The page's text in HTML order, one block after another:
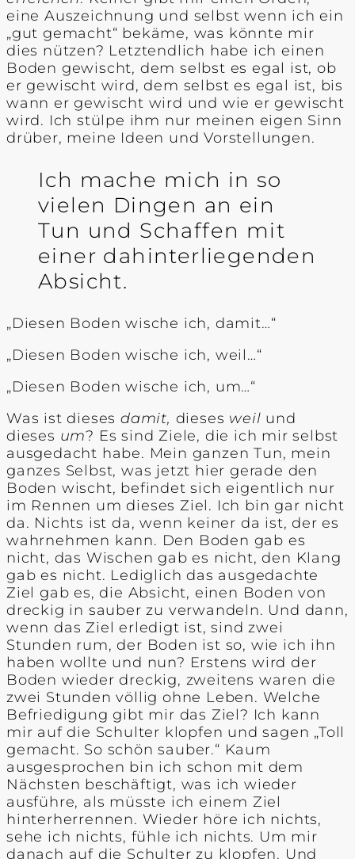
eine Auszeichnung und selbst wenn ich ein
„gut gemacht“ bekäme, was könnte mir
dies nützen? Letztendlich habe ich einen
Boden gewischt, dem selbst es egal ist, ob
er gewischt wird, dem selbst es egal ist, bis
wann er gewischt wird und wie er gewischt
wird. Ich stülpe ihm nur meinen eigen Sinn
drüber, meine Ideen und Vorstellungen.
Ich mache mich in so
vielen Dingen an ein
Tun und Schaffen mit
einer dahinterliegenden
Absicht.
„Diesen Boden wische ich, damit…“
„Diesen Boden wische ich, weil…“
„Diesen Boden wische ich, um…“
Was ist dieses damit, dieses weil und
dieses um? Es sind Ziele, die ich mir selbst
ausgedacht habe. Mein ganzen Tun, mein
ganzes Selbst, was jetzt hier gerade den
Boden wischt, befindet sich eigentlich nur
im Rennen um dieses Ziel. Ich bin gar nicht
da. Nichts ist da, wenn keiner da ist, der es
wahrnehmen kann. Den Boden gab es
nicht, das Wischen gab es nicht, den Klang
gab es nicht. Lediglich das ausgedachte
Ziel gab es, die Absicht, einen Boden von
dreckig in sauber zu verwandeln. Und dann,
wenn das Ziel erledigt ist, sind zwei
Stunden rum, der Boden ist so, wie ich ihn
haben wollte und nun? Erstens wird der
Boden wieder dreckig, zweitens waren die
zwei Stunden völlig ohne Leben. Welche
Befriedigung gibt mir das Ziel? Ich kann
mir auf die Schulter klopfen und sagen „Toll
gemacht. So schön sauber.“ Kaum
ausgesprochen bin ich schon mit dem
Nächsten beschäftigt, was ich wieder
ausführe, als müsste ich einem Ziel
hinterherrennen. Wieder höre ich nichts,
sehe ich nichts, fühle ich nichts. Um mir
danach auf die Schulter zu klopfen. Und